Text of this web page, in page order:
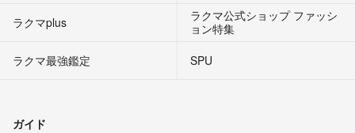
ラクマplus
ラクマ公式ショップ ファッシ
ョン特集
ラクマ最強鑑定
SPU
ガイド